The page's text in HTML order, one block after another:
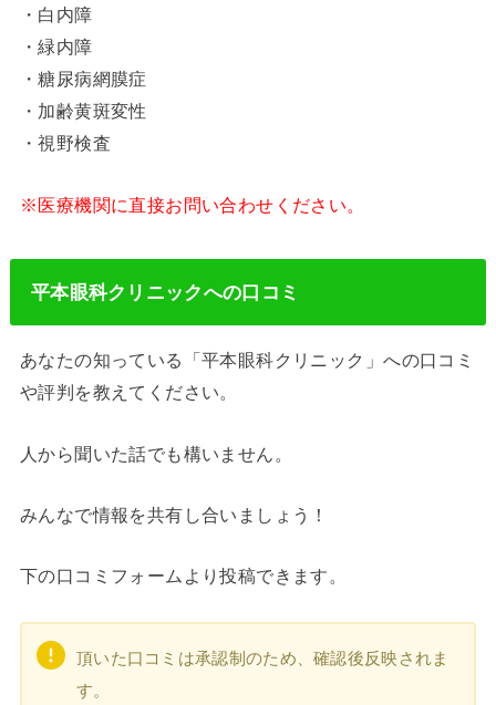
・白内障
・緑内障
・糖尿病網膜症
・加齢黄斑変性
・視野検査
※医療機関に直接お問い合わせください。
平本眼科クリニックへの口コミ
あなたの知っている「平本眼科クリニック」への口コミ
や評判を教えてください。
人から聞いた話でも構いません。
みんなで情報を共有し合いましょう！
下の口コミフォームより投稿できます。
頂いた口コミは承認制のため、確認後反映されま
す。